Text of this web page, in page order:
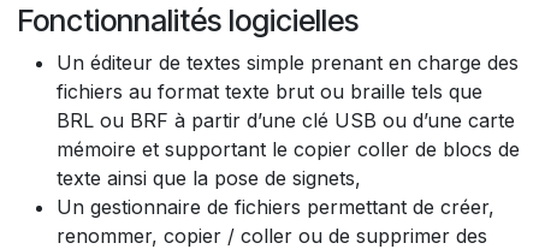
Fonctionnalités logicielles
Un éditeur de textes simple prenant en charge des
fichiers au format texte brut ou braille tels que
BRL ou BRF à partir d’une clé USB ou d’une carte
mémoire et supportant le copier coller de blocs de
texte ainsi que la pose de signets,
Un gestionnaire de fichiers permettant de créer,
renommer, copier / coller ou de supprimer des